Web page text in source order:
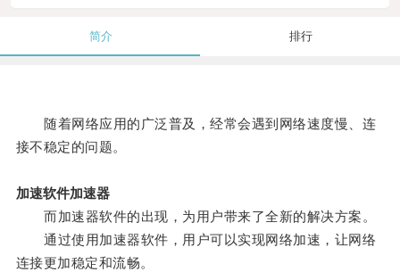
简介 排行
随着网络应用的广泛普及，经常会遇到网络速度慢、连
接不稳定的问题。
加速软件加速器
而加速器软件的出现，为用户带来了全新的解决方案。
通过使用加速器软件，用户可以实现网络加速，让网络
连接更加稳定和流畅。